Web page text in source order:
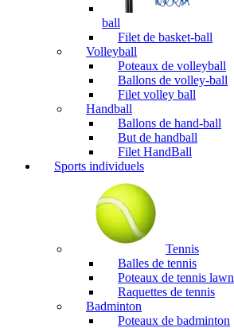
ball
Filet de basket-ball
Volleyball
Poteaux de volleyball
Ballons de volley-ball
Filet volley ball
Handball
Ballons de hand-ball
But de handball
Filet HandBall
Sports individuels
Tennis
Balles de tennis
Poteaux de tennis lawn
Raquettes de tennis
Badminton
Poteaux de badminton